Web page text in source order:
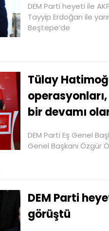
DEM Parti heyeti ile
Tayyip Erdoğan ile
Beştepe’de
Tülay
operasyonları,
bir devamı
DEM Parti Eş Genel
Genel Başkanı Özgür
DEM Parti
görüştü